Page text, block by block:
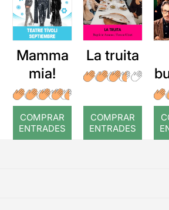
Mamma
mia!
COMPRAR
ENTRADES
La truita
COMPRAR
ENTRADES
a